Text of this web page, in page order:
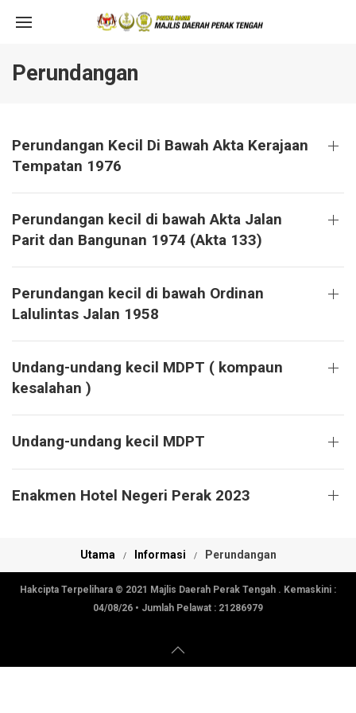
Perundangan
Perundangan Kecil Di Bawah Akta Kerajaan
Tempatan 1976
Perundangan kecil di bawah Akta Jalan
Parit dan Bangunan 1974 (Akta 133)
Perundangan kecil di bawah Ordinan
Lalulintas Jalan 1958
Undang-undang kecil MDPT ( kompaun
kesalahan )
Undang-undang kecil MDPT
Enakmen Hotel Negeri Perak 2023
Utama Informasi Perundangan
Hakcipta Terpelihara © 2021 Majlis Daerah Perak Tengah . Kemaskini :
04/08/26 • Jumlah Pelawat : 21286979